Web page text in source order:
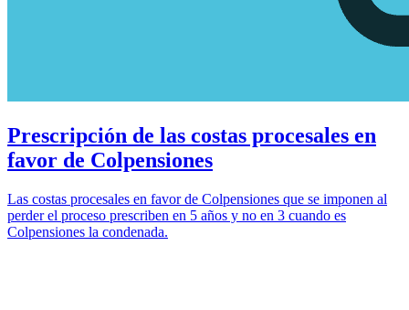
Prescripción de las costas procesales en
favor de Colpensiones
Las costas procesales en favor de Colpensiones que se imponen al
perder el proceso prescriben en 5 años y no en 3 cuando es
Colpensiones la condenada.